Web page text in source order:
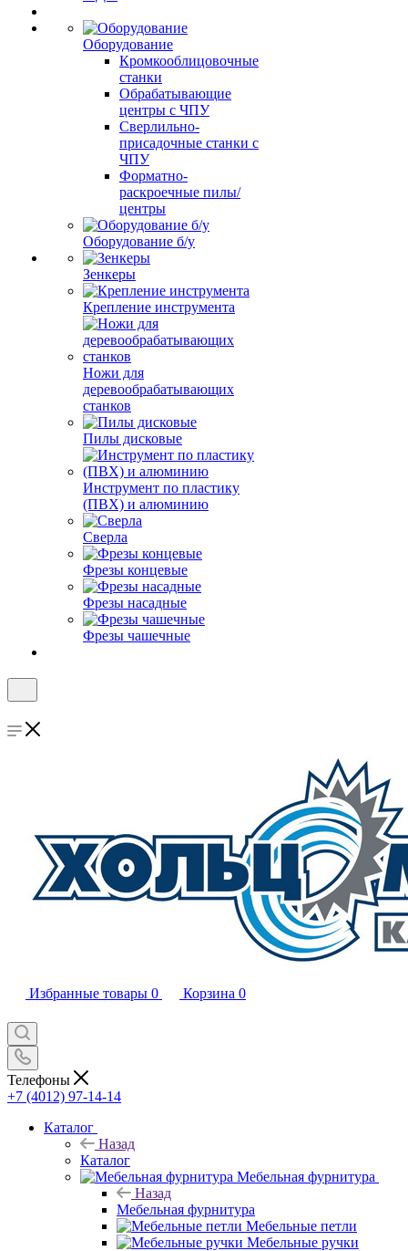
Оборудование
Кромкооблицовочные
станки
Обрабатывающие
центры с ЧПУ
Сверлильно-
присадочные станки с
ЧПУ
Форматно-
раскроечные пилы/
центры
Оборудование б/у
Зенкеры
Крепление инструмента
Ножи для
деревообрабатывающих
станков
Пилы дисковые
Инструмент по пластику
(ПВХ) и алюминию
Сверла
Фрезы концевые
Фрезы насадные
Фрезы чашечные
Избранные товары 0 Корзина 0
Телефоны
+7 (4012) 97-14-14
Каталог
Назад
Каталог
Мебельная фурнитура
Назад
Мебельная фурнитура
Мебельные петли
Мебельные ручки